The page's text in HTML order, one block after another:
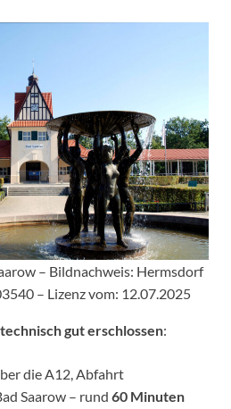
– Bildnachweis: Hermsdorf
– Lizenz vom: 12.07.2025
gut erschlossen:
die A12, Abfahrt
Saarow – rund 60 Minuten